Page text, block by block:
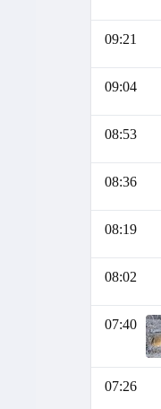
09:21
09:04
08:53
08:36
08:19
08:02
07:40
07:26